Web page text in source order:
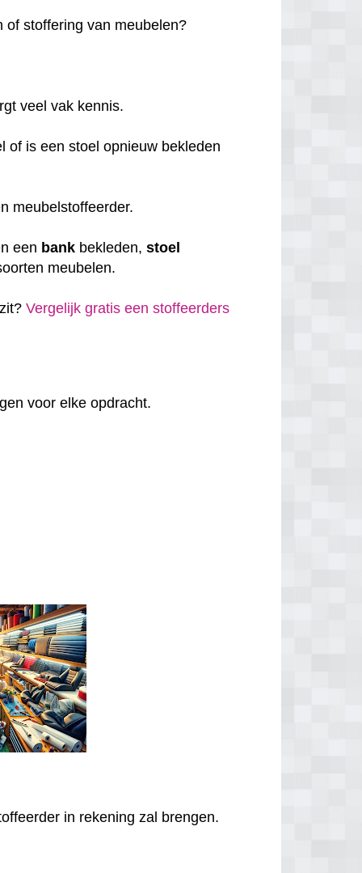
of stoffering van meubelen?
veel vak kennis.
of is een stoel opnieuw bekleden
meubelstoffeerder.
een bank bekleden,stoel
meubelen.
zit?Vergelijk gratis een stoffeerders
voor elke opdracht.
in rekening zal brengen.